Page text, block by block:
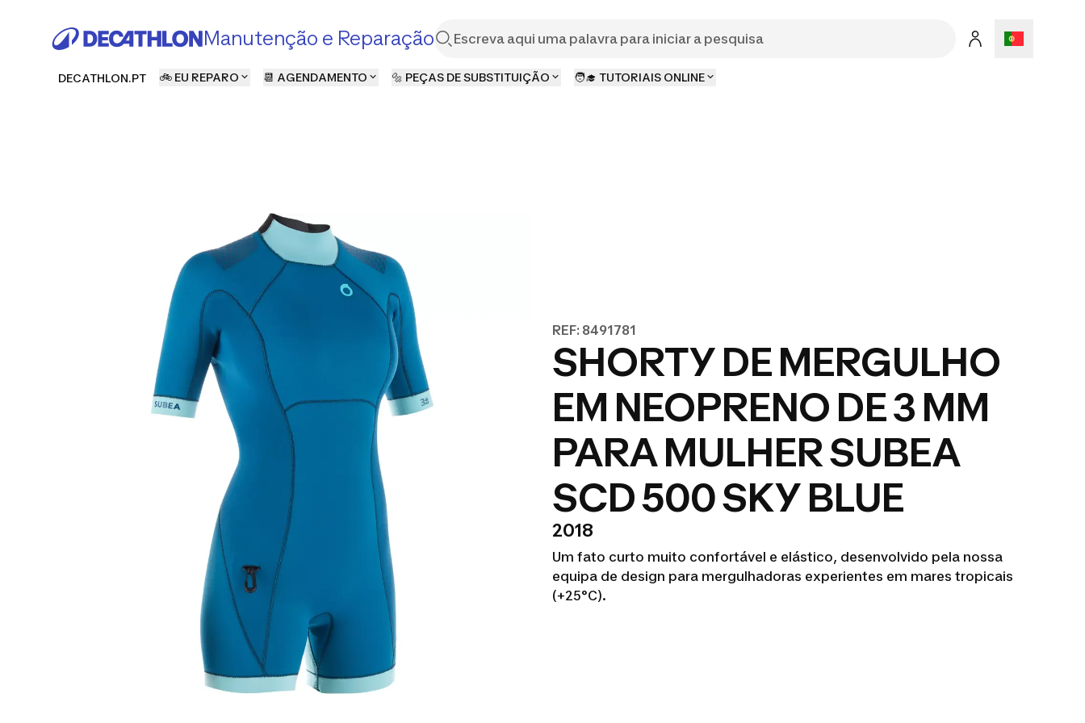
Manutenção e Reparação
DECATHLON.PT 🚲 EU REPARO 📆 AGENDAMENTO 🔩 PEÇAS DE SUBSTITUIÇÃO 🧑‍🎓 TUTORIAIS ONLINE
REF: 8491781
SHORTY DE MERGULHO
EM NEOPRENO DE 3 MM
PARA MULHER SUBEA
SCD 500 SKY BLUE
2018
Um fato curto muito confortável e elástico, desenvolvido pela nossa
equipa de design para mergulhadoras experientes em mares tropicais
(+25°C).